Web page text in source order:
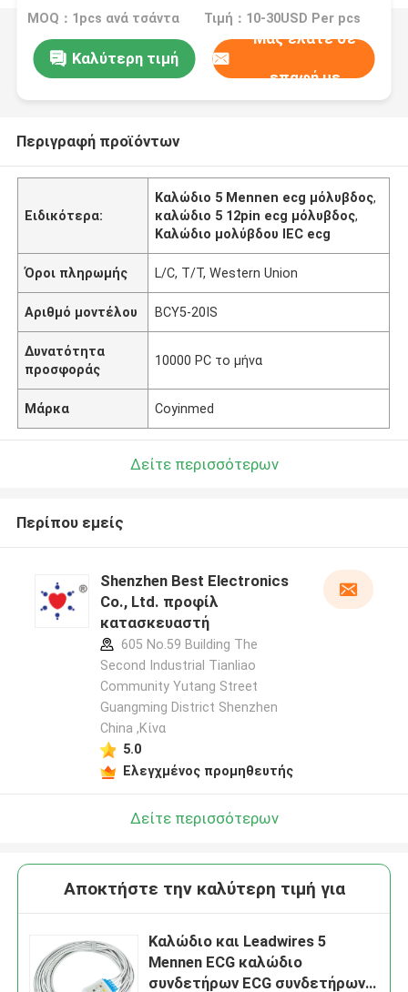
μολύβδου
MOQ：1pcs ανά τσάντα Τιμή：10-30USD Per pcs
Καλύτερη τιμή
Μας ελάτε σε
επαφή με
Περιγραφή προϊόντων
Ειδικότερα:
Καλώδιο 5 Mennen ecg μόλυβδος,
καλώδιο 5 12pin ecg μόλυβδος,
Καλώδιο μολύβδου IEC ecg
Όροι πληρωμής L/C, T/T, Western Union
Αριθμό μοντέλου BCY5-20IS
Δυνατότητα
προσφοράς
10000 PC το μήνα
Μάρκα Coyinmed
Δείτε περισσότερων
Περίπου εμείς
Shenzhen Best Electronics
Co., Ltd. προφίλ
κατασκευαστή
605 No.59 Building The
Second Industrial Tianliao
Community Yutang Street
Guangming District Shenzhen
China ,Κίνα
5.0
Ελεγχμένος προμηθευτής
Δείτε περισσότερων
Αποκτήστε την καλύτερη τιμή για
Καλώδιο και Leadwires 5
Mennen ECG καλώδιο
συνδετήρων ECG συνδετήρων